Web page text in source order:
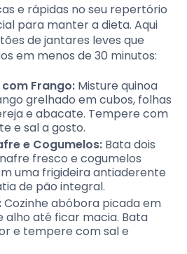
e rápidas no seu repertório
para manter a dieta. Aqui
de jantares leves que
em menos de 30 minutos:
Frango: Misture quinoa
grelhado em cubos, folhas
e abacate. Tempere com
e sal a gosto.
e Cogumelos: Bata dois
fresco e cogumelos
uma frigideira antiaderente
de pão integral.
Cozinhe abóbora picada em
alho até ficar macia. Bata
e tempere com sal e